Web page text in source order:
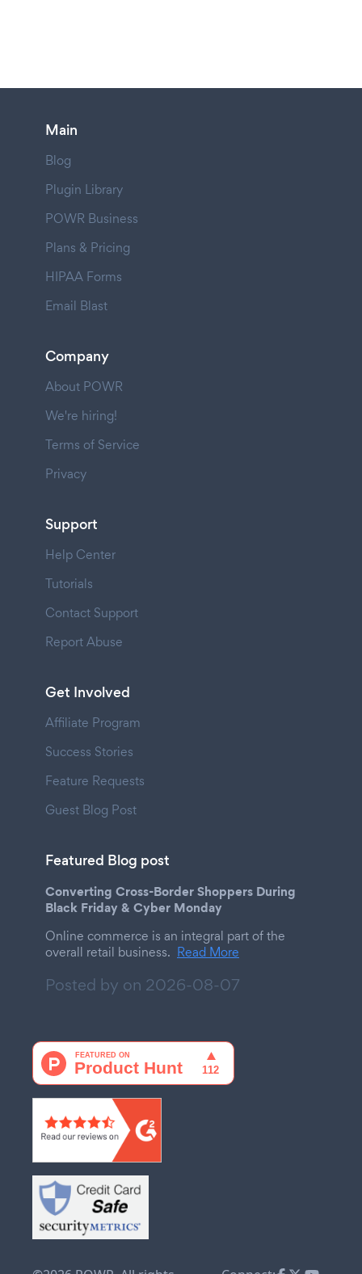
Main
Blog
Plugin Library
POWR Business
Plans & Pricing
HIPAA Forms
Email Blast
Company
About POWR
We're hiring!
Terms of Service
Privacy
Support
Help Center
Tutorials
Contact Support
Report Abuse
Get Involved
Affiliate Program
Success Stories
Feature Requests
Guest Blog Post
Featured Blog post
Converting Cross-Border Shoppers During
Black Friday & Cyber Monday
Online commerce is an integral part of the
overall retail business. Read More
Posted by on 2026-08-07